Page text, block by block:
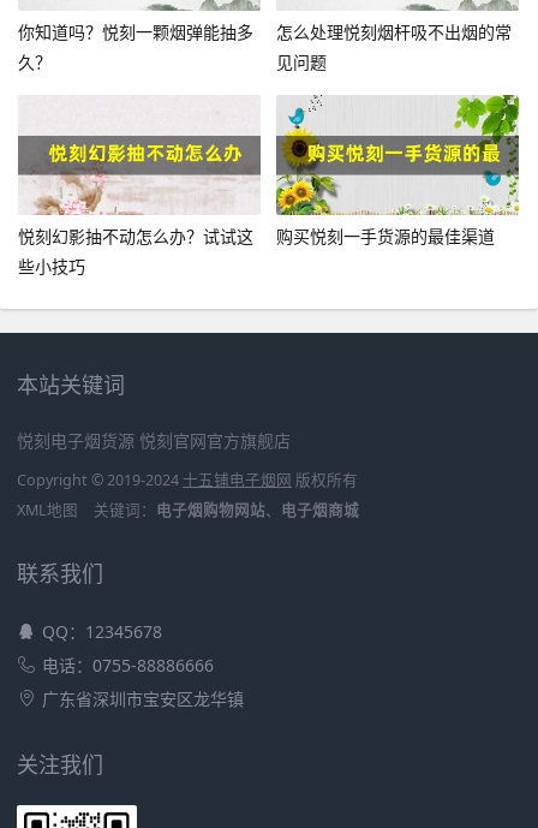
你知道吗？悦刻一颗烟弹能抽多
久？
怎么处理悦刻烟杆吸不出烟的常
见问题
悦刻幻影抽不动怎么办？试试这
些小技巧
购买悦刻一手货源的最佳渠道
本站关键词
悦刻电子烟货源 悦刻官网官方旗舰店
Copyright © 2019-2024 十五铺电子烟网 版权所有
XML地图
关键词： 电子烟购物网站、 电子烟商城
联系我们
QQ：12345678
电话：0755-88886666
广东省深圳市宝安区龙华镇
关注我们